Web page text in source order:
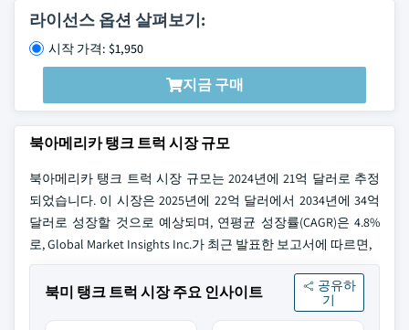
라이선스 옵션 살펴보기:
시작 가격: $1,950
지금 구매
북아메리카 탱크 트럭 시장 규모
북아메리카 탱크 트럭 시장 규모는 2024년에 21억 달러로 추정
되었습니다. 이 시장은 2025년에 22억 달러에서 2034년에 34억
달러로 성장할 것으로 예상되며, 연평균 성장률(CAGR)은 4.8%
로, Global Market Insights Inc.가 최근 발표한 보고서에 따르면,
북미 탱크 트럭 시장 주요 인사이트
공유하
기